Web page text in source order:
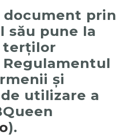
document prin
său pune la
terţilor
şi
utilizare a
).